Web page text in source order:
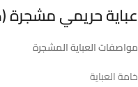
عباية حريمي
مواصفات العباية المشجرة
خامة العباية